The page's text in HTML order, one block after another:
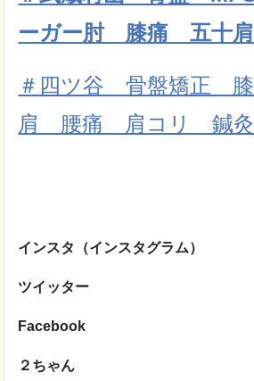
ーガー肘 膝痛 五十
＃四ツ谷 骨盤矯正
肩 腰痛 肩コリ 鍼
インスタ（インスタグラム）
ツイッター
Facebook
２ちゃん